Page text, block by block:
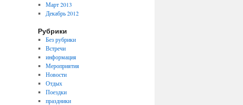
Март 2013
Декабрь 2012
Рубрики
Без рубрики
Встречи
информация
Мероприятия
Новости
Отдых
Поездки
праздники